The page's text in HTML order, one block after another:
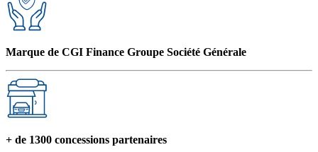
Marque de CGI Finance Groupe Société Générale
+ de 1300 concessions partenaires